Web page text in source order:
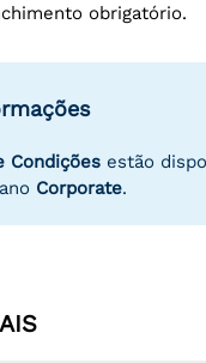
obrigatório.
Condições estão
Corporate.